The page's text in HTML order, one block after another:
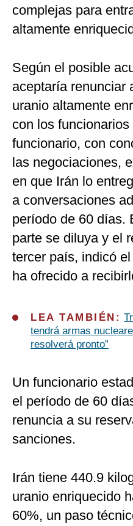
complejas para
altamente
Según el posible
aceptaría renunciar
uranio altamente
con los
funcionario, con
las negociaciones,
en que Irán lo
a conversaciones
período de 60 días.
parte se diluya y el
tercer país, indicó
ha ofrecido a
LEA TAMBIÉN:
tendrá armas
resolverá pronto”
Un funcionario
el período de 60
renuncia a su
sanciones.
Irán tiene 440.9
uranio enriquecido
60%, un paso